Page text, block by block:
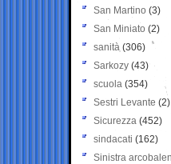
San Martino (3)
San Miniato (2)
sanità (306)
Sarkozy (43)
scuola (354)
Sestri Levante (2)
Sicurezza (452)
sindacati (162)
Sinistra